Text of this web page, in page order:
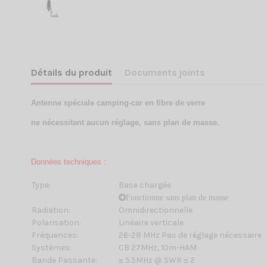
Détails du produit Documents joints
Antenne spéciale camping-car en fibre de verre
ne nécessitant aucun réglage, sans plan de masse.
Données techniques :
Type: Base chargée
Fonctionne sans plan de masse
Radiation:
Omnidirectionnelle
Polarisation:
Linéaire verticale
Fréquences:
26-28 MHz Pas de réglage nécessaire
Systèmes:
CB 27MHz, 10m-HAM
Bande Passante:
≥ 5.5MHz @ SWR ≤ 2